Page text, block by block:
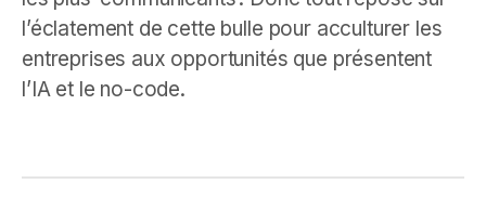
l’éclatement de cette bulle pour acculturer les
entreprises aux opportunités que présentent
l’IA et le no-code.